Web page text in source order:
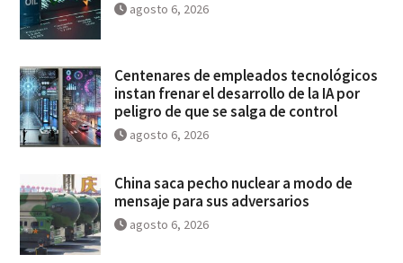
agosto 6, 2026
Centenares de empleados tecnológicos
instan frenar el desarrollo de la IA por
peligro de que se salga de control
agosto 6, 2026
China saca pecho nuclear a modo de
mensaje para sus adversarios
agosto 6, 2026